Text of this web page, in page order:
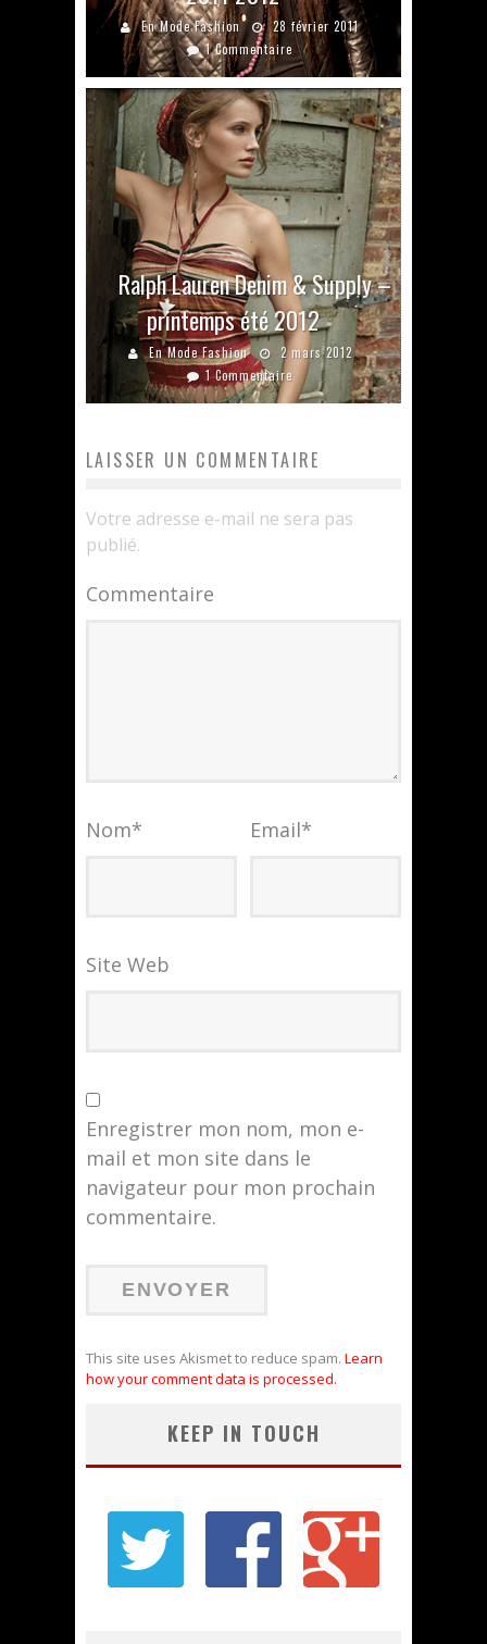
En Mode Fashion
28 février 2011
1 Commentaire
Ralph Lauren Denim & Supply –
printemps été 2012
En Mode Fashion
2 mars 2012
1 Commentaire
LAISSER UN COMMENTAIRE
Votre adresse e-mail ne sera pas
publié.
Commentaire
Nom* Email*
Site Web
Enregistrer mon nom, mon e-
mail et mon site dans le
navigateur pour mon prochain
commentaire.
This site uses Akismet to reduce spam. Learn
how your comment data is processed.
KEEP IN TOUCH